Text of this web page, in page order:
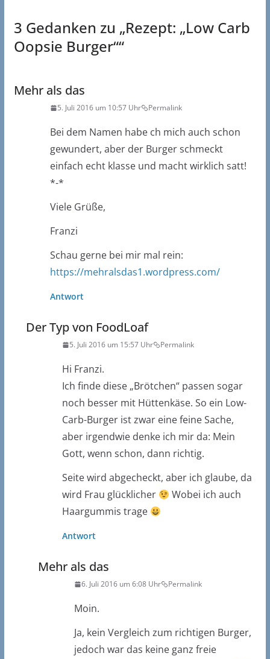
3 Gedanken zu „Rezept: „Low Carb
Oopsie Burger““
Mehr als das
5. Juli 2016 um 10:57 Uhr Permalink
Bei dem Namen habe ch mich auch schon
gewundert, aber der Burger schmeckt
einfach echt klasse und macht wirklich satt!
*-*
Viele Grüße,
Franzi
Schau gerne bei mir mal rein:
https://mehralsdas1.wordpress.com/
Antwort
Der Typ von FoodLoaf
5. Juli 2016 um 15:57 Uhr Permalink
Hi Franzi.
Ich finde diese „Brötchen“ passen sogar
noch besser mit Hüttenkäse. So ein Low-
Carb-Burger ist zwar eine feine Sache,
aber irgendwie denke ich mir da: Mein
Gott, wenn schon, dann richtig.
Seite wird abgecheckt, aber ich glaube, da
wird Frau glücklicher
Wobei ich auch
Haargummis trage
Antwort
Mehr als das
6. Juli 2016 um 6:08 Uhr Permalink
Moin.
Ja, kein Vergleich zum richtigen Burger,
jedoch war das keine ganz freie